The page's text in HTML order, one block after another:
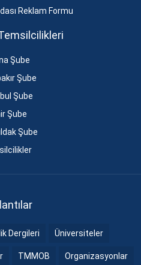
Reklam Formu
Şube
Şube
Şube
Şube
Şube
Dergileri Üniversiteler
TMMOB Organizasyonlar